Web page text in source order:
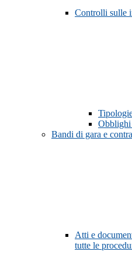
Controlli sulle
Obblighi
Bandi di gara e
Atti e
tutte le